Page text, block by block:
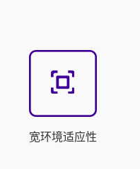
宽环境适应性